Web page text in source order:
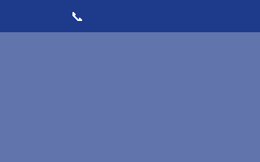
📞